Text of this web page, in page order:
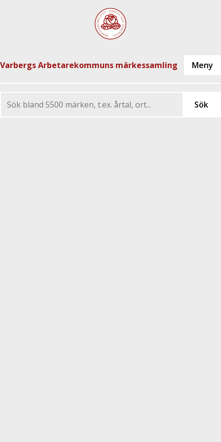
Varbergs Arbetarekommuns märkessamling